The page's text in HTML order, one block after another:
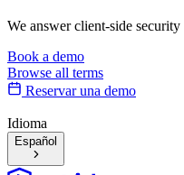
We answer client-side
Book a demo
Browse all terms
Reservar una demo
Idioma
Español